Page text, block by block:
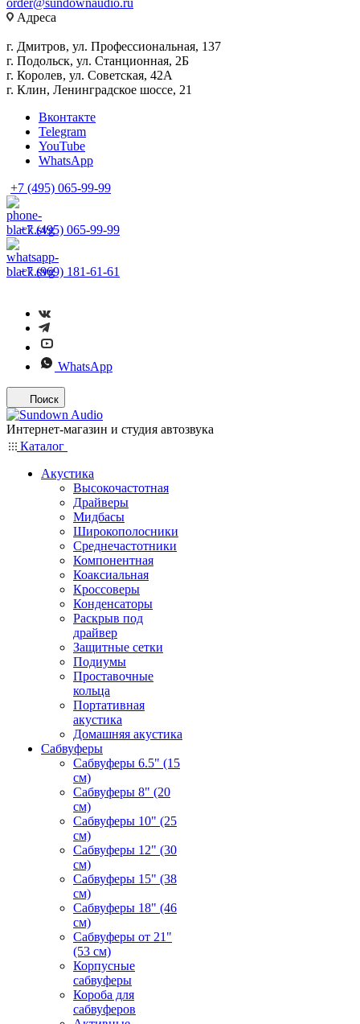
order@sundownaudio.ru
Адреса
г. Дмитров, ул. Профессиональная, 137
г. Подольск, ул. Станционная, 2Б
г. Королев, ул. Советская, 42А
г. Клин, Ленинградское шоссе, 21
Вконтакте
Telegram
YouTube
WhatsApp
+7 (495) 065-99-99
+7 (495) 065-99-99
+7 (969) 181-61-61
WhatsApp
Поиск
Интернет-магазин и студия автозвука
Каталог
Акустика
Высокочастотная
Драйверы
Мидбасы
Широкополосники
Среднечастотники
Компонентная
Коаксиальная
Кроссоверы
Конденсаторы
Раскрыв под
драйвер
Защитные сетки
Подиумы
Проставочные
кольца
Портативная
акустика
Домашняя акустика
Сабвуферы
Сабвуферы 6.5" (15
см)
Сабвуферы 8" (20
см)
Сабвуферы 10" (25
см)
Сабвуферы 12" (30
см)
Сабвуферы 15" (38
см)
Сабвуферы 18" (46
см)
Сабвуферы от 21"
(53 см)
Корпусные
сабвуферы
Короба для
сабвуферов